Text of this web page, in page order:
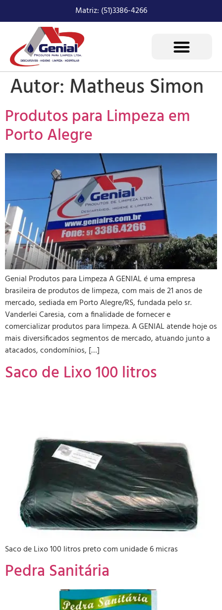
Matriz: (51)3386-4266
Autor: Matheus Simon
Produtos para Limpeza em
Porto Alegre
Genial Produtos para Limpeza A GENIAL é uma empresa
brasileira de produtos de limpeza, com mais de 21 anos de
mercado, sediada em Porto Alegre/RS, fundada pelo sr.
Vanderlei Caresia, com a finalidade de fornecer e
comercializar produtos para limpeza. A GENIAL atende hoje os
mais diversificados segmentos de mercado, atuando junto a
atacados, condomínios, […]
Saco de Lixo 100 litros
Saco de Lixo 100 litros preto com unidade 6 micras
Pedra Sanitária